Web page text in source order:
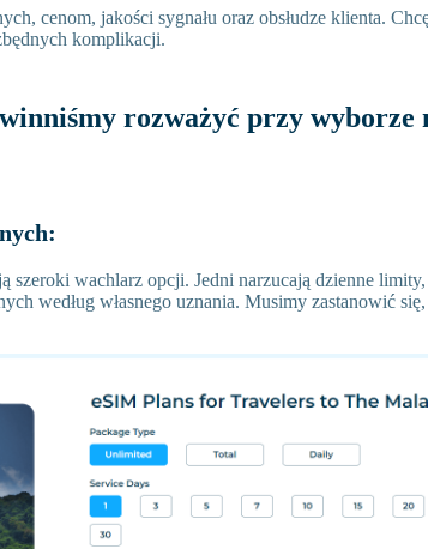
cenom, jakości sygnału oraz obsłudze klienta.
komplikacji.
rozważyć przy wyborze
szeroki wachlarz opcji. Jedni narzucają dzienne
według własnego uznania. Musimy zastanowić